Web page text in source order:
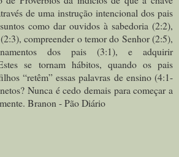
de uma instrução intencional dos pais
como dar ouvidos à sabedoria (2:2),
compreender o temor do Senhor (2:5),
dos pais (3:1), e adquirir
se tornam hábitos, quando os pais
“retêm” essas palavras de ensino (4:1-
Nunca é cedo demais para começar a
Branon - Pão Diário